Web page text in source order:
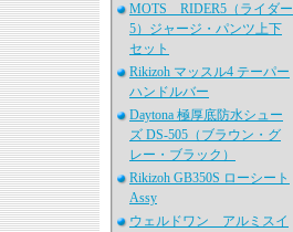
MOTS RIDER5（ライダー
5）ジャージ・パンツ上下
セット
Rikizoh マッスル4 テーパー
ハンドルバー
Daytona 極厚底防水シュー
ズ DS-505（ブラウン・グ
レー・ブラック）
Rikizoh GB350S ローシート
Assy
ウェルドワン アルミスイ